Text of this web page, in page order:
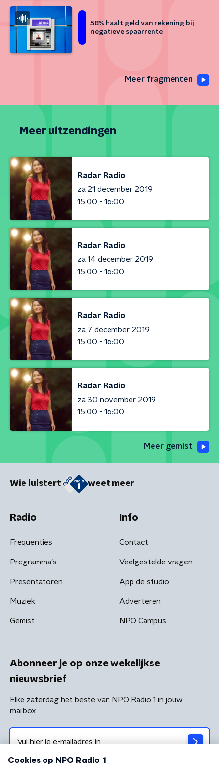
58% haalt geld van rekening bij
negatieve spaarrente
Meer fragmenten
Meer uitzendingen
Radar Radio
za 21 december 2019
15:00 - 16:00
Radar Radio
za 14 december 2019
15:00 - 16:00
Radar Radio
za 7 december 2019
15:00 - 16:00
Radar Radio
za 30 november 2019
15:00 - 16:00
Meer gemist
Wie luistert weet meer
Radio
Frequenties
Programma's
Presentatoren
Muziek
Gemist
Info
Contact
Veelgestelde vragen
App de studio
Adverteren
NPO Campus
Abonneer je op onze wekelijkse
nieuwsbrief
Elke zaterdag het beste van NPO Radio 1 in jouw
mailbox